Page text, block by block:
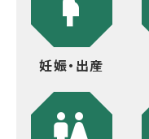
妊娠・出産